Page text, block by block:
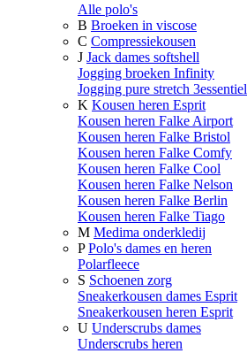
Alle polo's
B Broeken in viscose
C Compressiekousen
J Jack dames softshell
Jogging broeken Infinity
Jogging pure stretch 3essentiel
K Kousen heren Esprit
Kousen heren Falke Airport
Kousen heren Falke Bristol
Kousen heren Falke Comfy
Kousen heren Falke Cool
Kousen heren Falke Nelson
Kousen heren Falke Berlin
Kousen heren Falke Tiago
M Medima onderkledij
P Polo's dames en heren
Polarfleece
S Schoenen zorg
Sneakerkousen dames Esprit
Sneakerkousen heren Esprit
U Underscrubs dames
Underscrubs heren